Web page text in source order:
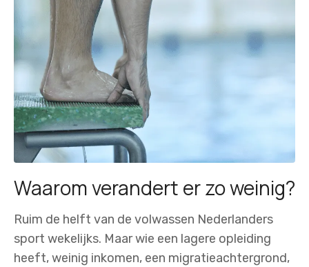
Waarom verandert er zo weinig?
Ruim de helft van de volwassen Nederlanders
sport wekelijks. Maar wie een lagere opleiding
heeft, weinig inkomen, een migratieachtergrond,